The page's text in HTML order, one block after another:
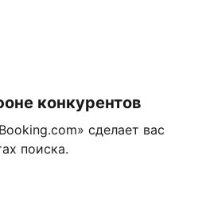
конкурентов
сделает вас
поиска.